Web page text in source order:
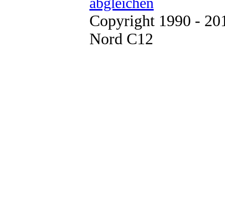
Copyright 1990 -
Nord C12